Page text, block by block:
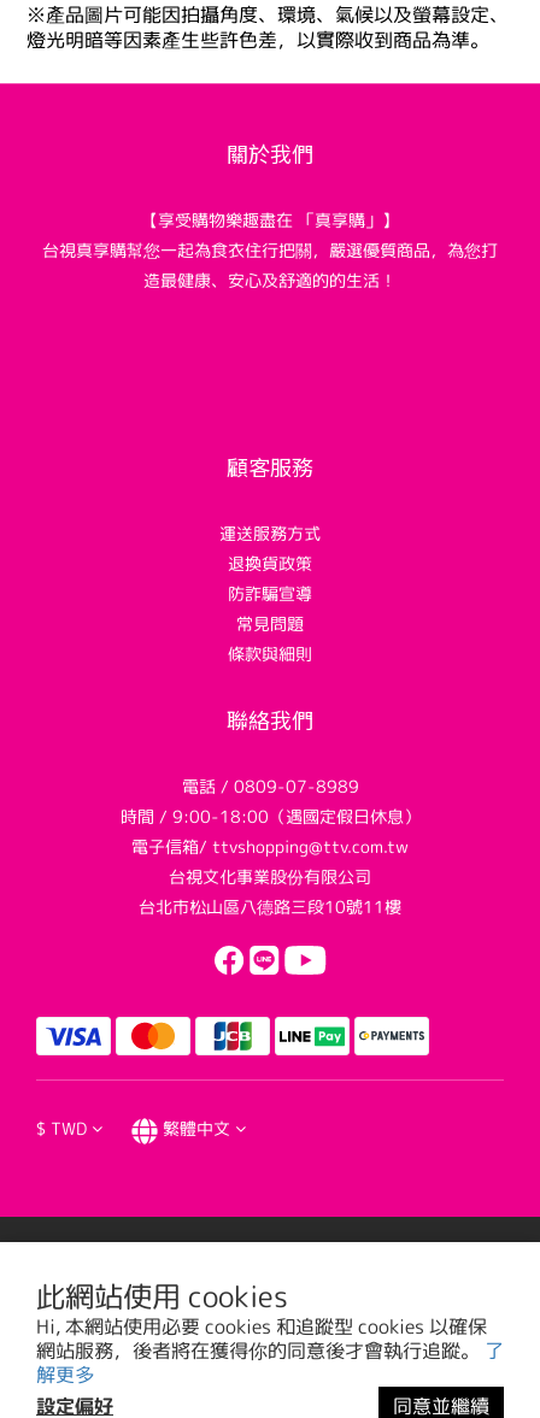
此網站使用 cookies
Hi, 本網站使用必要 cookies 和追蹤型 cookies 以確保
網站服務，後者將在獲得你的同意後才會執行追蹤。 了
解更多
設定偏好
同意並繼續
※產品圖片可能因拍攝角度、環境、氣候以及螢幕設定、
燈光明暗等因素產生些許色差，以實際收到商品為準。
關於我們
【享受購物樂趣盡在 「真享購」】
台視真享購幫您一起為食衣住行把關，嚴選優質商品，為您打
造最健康、安心及舒適的的生活！
顧客服務
運送服務方式
退換貨政策
防詐騙宣導
常見問題
條款與細則
聯絡我們
電話 / 0809-07-8989
時間 / 9:00-18:00（遇國定假日休息）
電子信箱/ ttvshopping@ttv.com.tw
台視文化事業股份有限公司
台北市松山區八德路三段10號11樓
$ TWD 繁體中文
台視文化事業股份有限公司版權所有 © 2016 TTV CULTURAL ENTERPRISE, LTD. All
Rights Reserved. | 統一編號: 20785373